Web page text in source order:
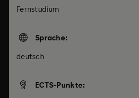
Fernstudium
Sprache:
deutsch
ECTS-Punkte: